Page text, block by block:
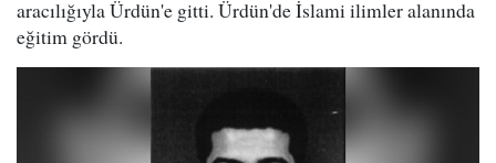
aracılığıyla Ürdün'e gitti. Ürdün'de İslami ilimler alanında
eğitim gördü.